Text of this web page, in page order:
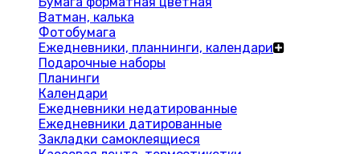
Ватман, калька
Фотобумага
Ежедневники, планнинги, календари
Подарочные наборы
Планинги
Календари
Ежедневники недатированные
Ежедневники датированные
Закладки самоклеящиеся